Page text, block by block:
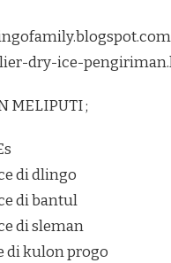
dry-ice-
MELIPUTI ;
di dlingo
di bantul
di sleman
di kulon progo